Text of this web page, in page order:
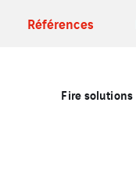
Références
Fire solutions